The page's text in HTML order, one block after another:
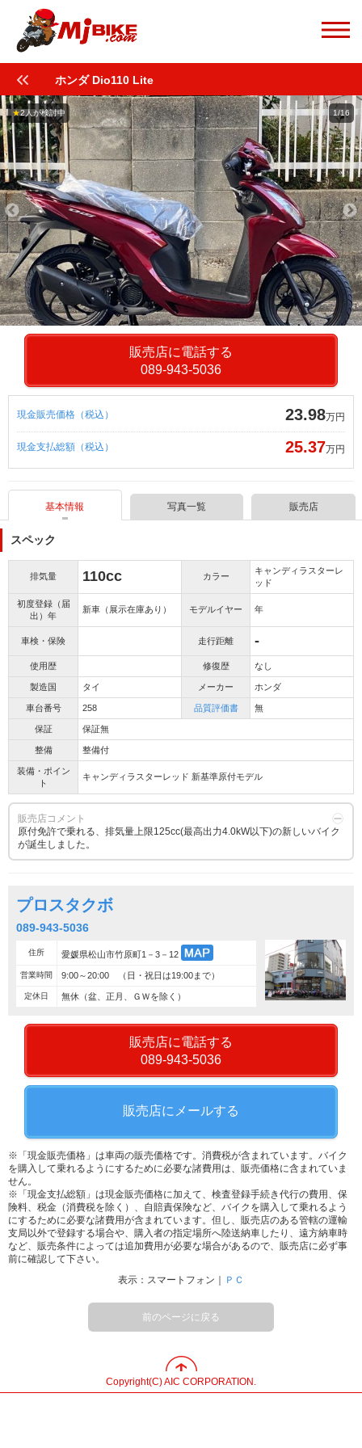
ホンダ Dio110 Lite
1/16
★2人が検討中
販売店に電話する
089-943-5036
現金販売価格（税込） 23.98万円
現金支払総額（税込） 25.37万円
基本情報 写真一覧 販売店
スペック
排気量 110cc カラー
キャンディラスターレ
ッド
初度登録（届
出）年
新車（展示在庫あり） モデルイヤー 年
車検・保険 走行距離 -
使用歴 修復歴 なし
製造国 タイ メーカー ホンダ
車台番号 258 品質評価書 無
保証 保証無
整備 整備付
装備・ポイン
ト
キャンディラスターレッド 新基準原付モデル
販売店コメント
原付免許で乗れる、排気量上限125cc(最高出力4.0kW以下)の新しいバイク
が誕生しました。
プロスタクボ
089-943-5036
住所 愛媛県松山市竹原町1－3－12
営業時間 9:00～20:00 （日・祝日は19:00まで）
定休日 無休（盆、正月、ＧＷを除く）
販売店に電話する
089-943-5036
販売店にメールする
※「現金販売価格」は車両の販売価格です。消費税が含まれています。バイク
を購入して乗れるようにするために必要な諸費用は、販売価格に含まれていま
せん。
※「現金支払総額」は現金販売価格に加えて、検査登録手続き代行の費用、保
険料、税金（消費税を除く）、自賠責保険など、バイクを購入して乗れるよう
にするために必要な諸費用が含まれています。但し、販売店のある管轄の運輸
支局以外で登録する場合や、購入者の指定場所へ陸送納車したり、遠方納車時
など、販売条件によっては追加費用が必要な場合があるので、販売店に必ず事
前に確認して下さい。
表示：スマートフォン｜
ＰＣ
前のページに戻る
Copyright(C) AIC CORPORATION.